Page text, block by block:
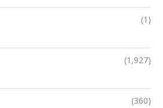
(1)
(1,927)
(360)